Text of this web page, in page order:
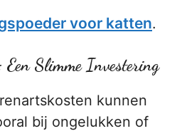
voor katten.
Een Slimme Investering
kunnen
bij ongelukken of